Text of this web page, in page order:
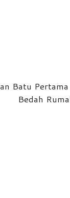
Batu
Bedah